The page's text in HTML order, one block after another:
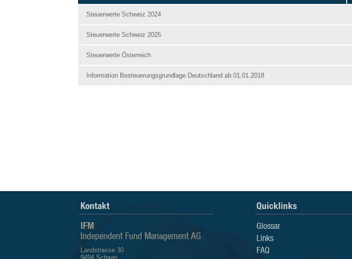
Steuerwerte Schweiz 2024
Steuerwerte Schweiz 2025
Steuerwerte Österreich
Information Besteuerungsgrundlage Deutschland ab 01.01.2018
Kontakt
IFM
Independent Fund Management AG
Landstrasse 30
9494 Schaan
Quicklinks
Glossar
Links
FAQ